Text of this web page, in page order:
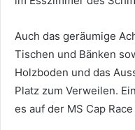
Auch das geräumige
Tischen und Bänken
Holzboden und das
Platz zum Verweilen.
es auf der MS Cap